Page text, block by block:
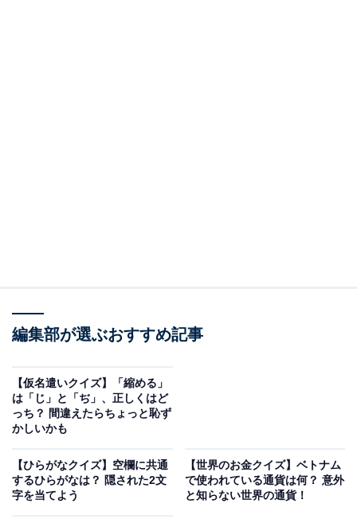
編集部が選ぶおすすめ記事
【仮名遣いクイズ】「縮める」
は「じ」と「ぢ」、正しくはど
っち？ 間違えたらちょっと恥ず
かしいかも
【ひらがなクイズ】空欄に共通
するひらがなは？ 隠された2文
字を当てよう
【世界のお金クイズ】ベトナム
で使われている通貨は何？ 意外
と知らない世界の通貨！